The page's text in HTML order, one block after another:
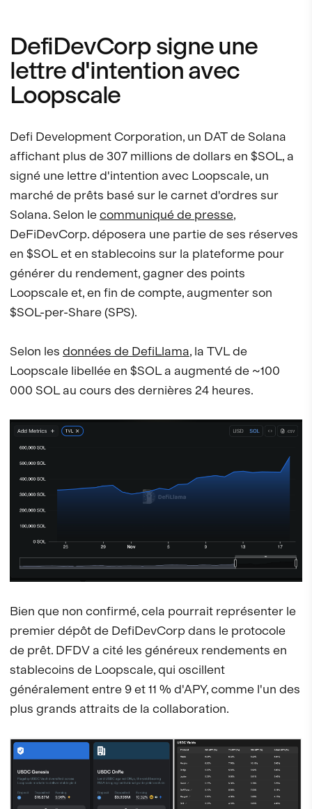
DefiDevCorp signe une
lettre d'intention avec
Loopscale
Defi Development Corporation, un DAT de Solana
affichant plus de 307 millions de dollars en $SOL, a
signé une lettre d'intention avec Loopscale, un
marché de prêts basé sur le carnet d'ordres sur
Solana. Selon lecommuniqué de presse,
DeFiDevCorp. déposera une partie de ses réserves
en $SOL et en stablecoins sur la plateforme pour
générer du rendement, gagner des points
Loopscale et, en fin de compte, augmenter son
$SOL-per-Share (SPS).
Selon les données de DefiLlama, la TVL de
Loopscale libellée en $SOL a augmenté de ~100
000 SOL au cours des dernières 24 heures.
Bien que non confirmé, cela pourrait représenter le
premier dépôt de DefiDevCorp dans le protocole
de prêt. DFDV a cité les généreux rendements en
stablecoins de Loopscale, qui oscillent
généralement entre 9 et 11 % d'APY, comme l'un des
plus grands attraits de la collaboration.